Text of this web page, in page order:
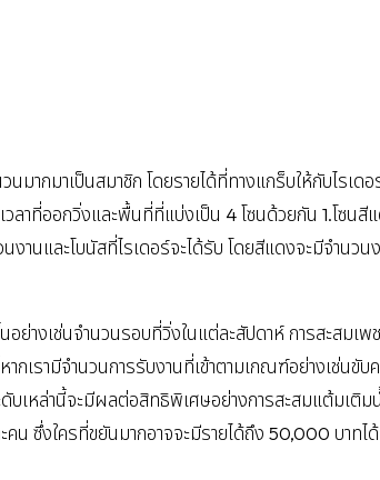
มากมาเป็นสมาชิก โดยรายได้ที่ทางแกร็บให้กับไรเด
ลาที่ออกวิ่งและพื้นที่ที่แบ่งเป็น 4 โซนด้วยกัน 1.โซนสี
งานและโบนัสที่ไรเดอร์จะได้รับ โดยสีแดงจะมีจำนวน
ย่างเช่นจำนวนรอบที่วิ่งในแต่ละสัปดาห์ การสะสมเพ
กเรามีจำนวนการรับงานที่เข้าตามเกณฑ์อย่างเช่นขับ
บเหล่านี้จะมีผลต่อสิทธิพิเศษอย่างการสะสมแต้มเติม
น ซึ่งใครที่ขยันมากอาจจะมีรายได้ถึง 50,000 บาทไ